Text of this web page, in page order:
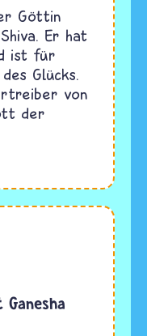
Göttin
Er hat
ist für
Glücks.
von
der